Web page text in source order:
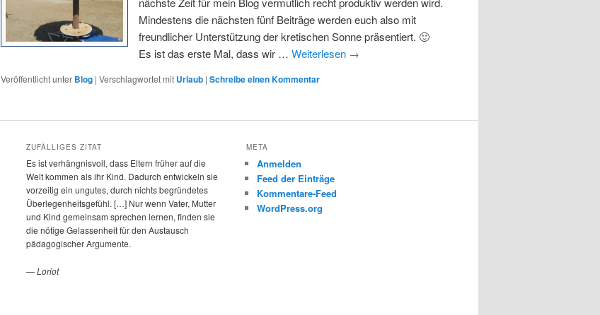
Mindestens die nächsten fünf Beiträge werden euch also mit
freundlicher Unterstützung der kretischen Sonne präsentiert. 🙂
Es ist das erste Mal, dass wir … Weiterlesen →
Veröffentlicht unter Blog | Verschlagwortet mit Urlaub | Schreibe einen Kommentar
ZUFÄLLIGES ZITAT
Es ist verhängnisvoll, dass Eltern früher auf die
Welt kommen als ihr Kind. Dadurch entwickeln sie
vorzeitig ein ungutes, durch nichts begründetes
Überlegenheitsgefühl. […] Nur wenn Vater, Mutter
und Kind gemeinsam sprechen lernen, finden sie
die nötige Gelassenheit für den Austausch
pädagogischer Argumente.
—Loriot
META
Anmelden
Feed der Einträge
Kommentare-Feed
WordPress.org